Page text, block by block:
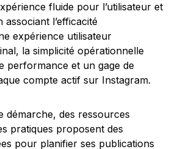
fluide pour l’utilisateur et
associant l’efficacité
expérience utilisateur
la simplicité opérationnelle
performance et un gage de
compte actif sur Instagram.
démarche, des ressources
pratiques proposent des
pour planifier ses publications